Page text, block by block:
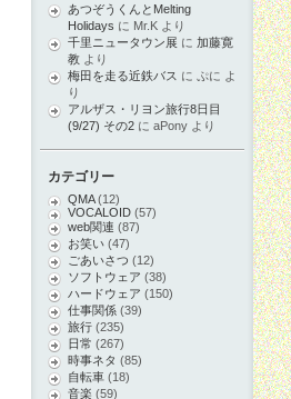
あつぞうくんとMelting
Holidays に Mr.K より
千里ニュータウン展 に 加藤寛
教 より
梅田を走る近鉄バス に ぷに よ
り
アルザス・リヨン旅行8日目
(9/27) その2 に aPony より
カテゴリー
QMA(12)
VOCALOID (57)
web関連 (87)
お笑い (47)
ごあいさつ (12)
ソフトウェア (38)
ハードウェア (150)
仕事関係 (39)
旅行 (235)
日常 (267)
時事ネタ (85)
自転車 (18)
音楽 (59)